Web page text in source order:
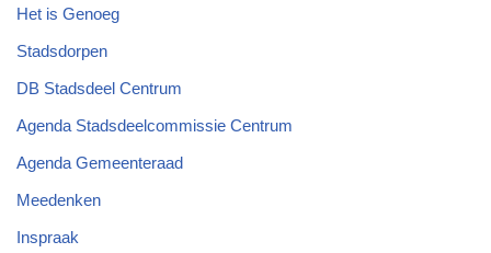
Het is Genoeg
Stadsdorpen
DB Stadsdeel Centrum
Agenda Stadsdeelcommissie Centrum
Agenda Gemeenteraad
Meedenken
Inspraak